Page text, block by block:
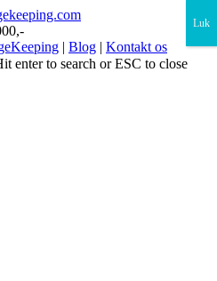
| Blog | Kontakt os
enter to search or ESC to close
×
Luk